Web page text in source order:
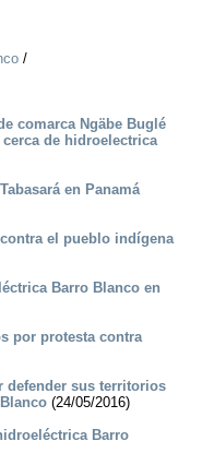
/
comarca Ngäbe Buglé
de hidroelectrica
en Panamá
el pueblo indígena
Barro Blanco en
por protesta contra
defender sus territorios
(24/05/2016)
Barro